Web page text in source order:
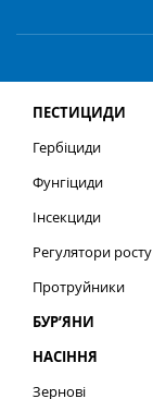
ПЕСТИЦИДИ
Гербіциди
Фунгіциди
Інсекциди
Регулятори росту
Протруйники
БУР’ЯНИ
НАСІННЯ
Зернові